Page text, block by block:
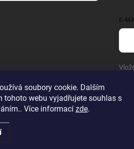
soubory cookie. Dalším
tohoto webu vyjadřujete souhlas s
Více informací zde.
E-